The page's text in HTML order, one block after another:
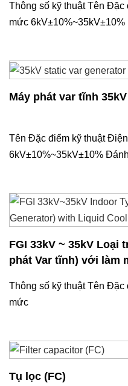
Thông số kỹ thuật Tên Đặc điểm kỹ thuật Điện áp định
mức 6kV±10%~35kV±10%
Máy phát var tĩnh
Tên Đặc điểm kỹ thuật Điện áp định mức
FGI 33kV ~ 35kV Loại
phát Var tĩnh) với làm
Thông số kỹ thuật Tên Đặc điểm kỹ thuật Điện áp định
mức
Tụ lọc (FC)